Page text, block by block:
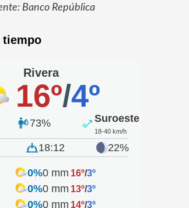
Banco República
tiempo
Rivera
16º/4º
73% Suroeste
18-40 km/h
18:12 22%
0%0 mm 16º/3º
0%0 mm 13º/3º
0%0 mm 14º/3º